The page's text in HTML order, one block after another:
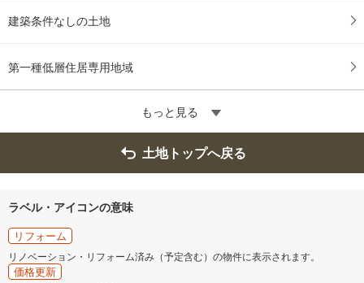
建築条件なしの土地
第一種低層住居専用地域
もっと見る
土地トップへ戻る
ラベル・アイコンの意味
リフォーム
リノベーション・リフォーム済み（予定含む）の物件に表示されます。
価格更新